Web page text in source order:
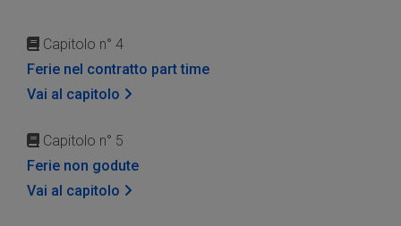
Capitolo n° 4
Ferie nel contratto part time
Vai al capitolo
Capitolo n° 5
Ferie non godute
Vai al capitolo